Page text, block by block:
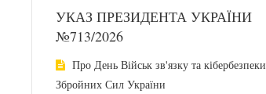
УКАЗ ПРЕЗИДЕНТА УКРАЇНИ
№713/2026
Про День Військ зв'язку та кібербезпеки
Збройних Сил України